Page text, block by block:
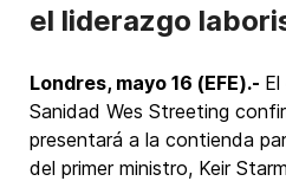
el liderazgo
Londres, mayo 16 (EFE).-
Sanidad Wes Streeting
presentará a la contienda
del primer ministro, Keir